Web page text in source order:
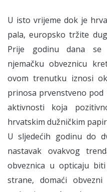
U isto vrijeme dok je
pala, europsko tržite
Prije godinu dana se
njemačku obveznicu
ovom trenutku iznosi
prinosa prvenstveno pod
aktivnosti koja
hrvatskim dužničkim
U sljedećih godinu do
nastavak ovakvog
obveznica u opticaju
strane, domaći